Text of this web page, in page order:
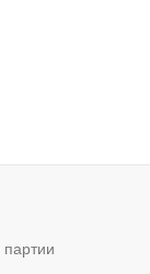
партии